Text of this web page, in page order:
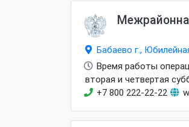
Бабаево г.,
Время работы
вторая и четвертая
+7 800 222-22-22